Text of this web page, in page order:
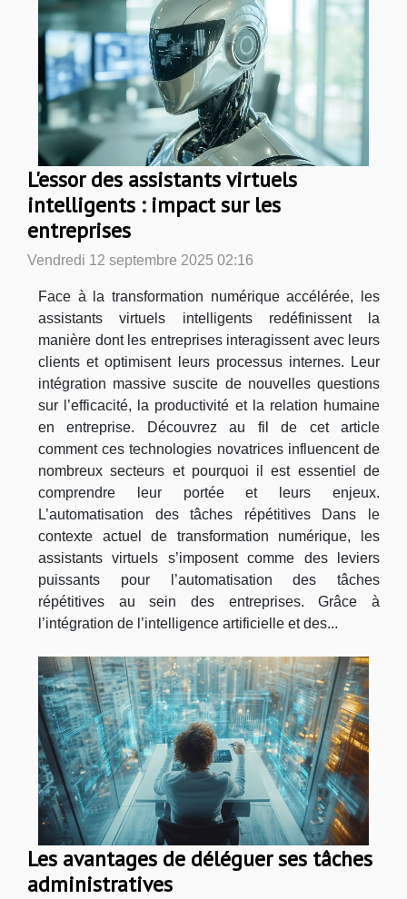
L'essor des assistants virtuels
intelligents : impact sur les
entreprises
Vendredi 12 septembre 2025 02:16
Face à la transformation numérique accélérée, les
assistants virtuels intelligents redéfinissent la
manière dont les entreprises interagissent avec leurs
clients et optimisent leurs processus internes. Leur
intégration massive suscite de nouvelles questions
sur l’efficacité, la productivité et la relation humaine
en entreprise. Découvrez au fil de cet article
comment ces technologies novatrices influencent de
nombreux secteurs et pourquoi il est essentiel de
comprendre leur portée et leurs enjeux.
L’automatisation des tâches répétitives Dans le
contexte actuel de transformation numérique, les
assistants virtuels s’imposent comme des leviers
puissants pour l’automatisation des tâches
répétitives au sein des entreprises. Grâce à
l’intégration de l’intelligence artificielle et des...
Les avantages de déléguer ses tâches
administratives